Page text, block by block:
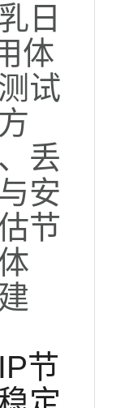
日
体
试
丢
安
节
节